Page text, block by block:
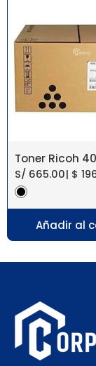
S/ 665.00| $
Añadir al